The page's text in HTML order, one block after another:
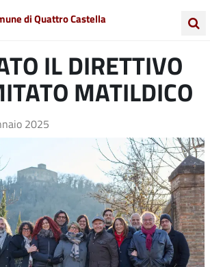
di Quattro Castella
Vivi Quattro Castella
Colline Matildiche
IL DIRETTIVO
MATILDICO
2025